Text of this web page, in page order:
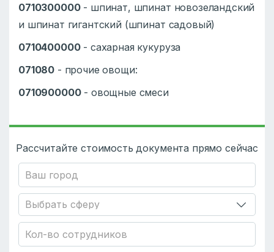
0710300000 - шпинат, шпинат новозеландский
и шпинат гигантский (шпинат садовый)
0710400000 - сахарная кукуруза
071080 - прочие овощи:
0710900000 - овощные смеси
Рассчитайте стоимость документа прямо сейчас